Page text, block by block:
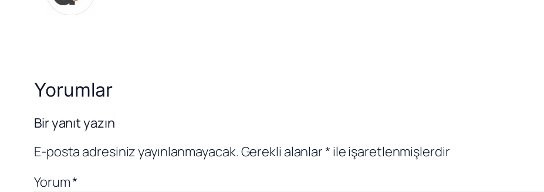
Yorumlar
Bir yanıt yazın
E-posta adresiniz yayınlanmayacak.Gerekli alanlar* ile işaretlenmişlerdir
Yorum*